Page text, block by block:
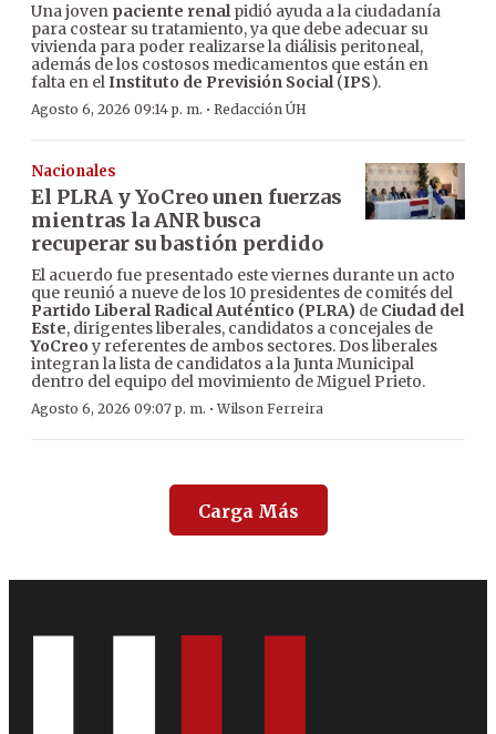
Una joven paciente renalpidió ayuda a la ciudadanía
para costear su tratamiento, ya que debe adecuar su
vivienda para poder realizarse la diálisis peritoneal,
además de los costosos medicamentos que están en
falta en elInstituto de Previsión Social(IPS).
Agosto 6, 2026 09:14 p. m. · Redacción ÚH
Nacionales
El PLRA y YoCreo unen fuerzas
mientras la ANR busca
recuperar su bastión perdido
El acuerdo fue presentado este viernes durante un acto
que reunió a nueve de los 10 presidentes de comités del
Partido Liberal Radical Auténtico (PLRA) de Ciudad del
Este, dirigentes liberales, candidatos a concejales de
YoCreo y referentes de ambos sectores. Dos liberales
integran la lista de candidatos a la Junta Municipal
dentro del equipo del movimiento de Miguel Prieto.
Agosto 6, 2026 09:07 p. m. ·Wilson Ferreira
Carga Más